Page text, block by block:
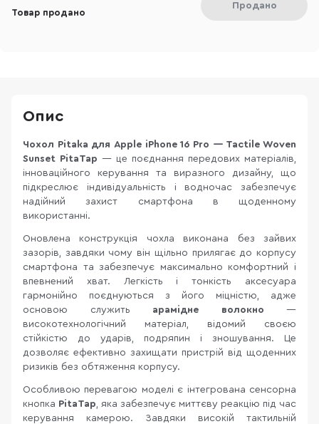
Товар продано
Продано
Опис
Чохол Pitaka для Apple iPhone 16 Pro — Tactile Woven
Sunset PitaTap — це поєднання передових матеріалів,
інноваційного керування та виразного дизайну, що
підкреслює індивідуальність і водночас забезпечує
надійний захист смартфона в щоденному
використанні.
Оновлена конструкція чохла виконана без зайвих
зазорів, завдяки чому він щільно прилягає до корпусу
смартфона та забезпечує максимально комфортний і
впевнений хват. Легкість і тонкість аксесуара
гармонійно поєднуються з його міцністю, адже
основою служить арамідне волокно —
високотехнологічний матеріал, відомий своєю
стійкістю до ударів, подряпин і зношування. Це
дозволяє ефективно захищати пристрій від щоденних
ризиків без обтяження корпусу.
Особливою перевагою моделі є інтегрована сенсорна
кнопка PitaTap, яка забезпечує миттєву реакцію під час
керування камерою. Завдяки високій тактильній